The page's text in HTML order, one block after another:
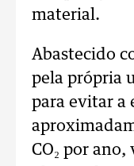
material.
Abastecido
pela própria
para evitar a
CO₂ por